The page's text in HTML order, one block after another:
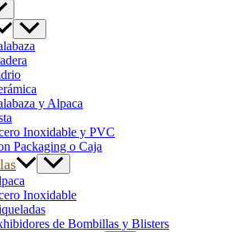
y Alpaca
Inoxidable y PVC
Packaging o Caja
Inoxidable
de Bombillas y Blisters